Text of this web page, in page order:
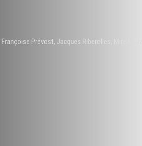
Françoise Prévost, Jacques Riberolles